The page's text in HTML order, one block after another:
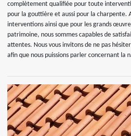
complètement qualifiée pour toute
pour la gouttière et aussi pour la charpente.
interventions ainsi que pour les grands
patrimoine, nous sommes capables de
attentes. Nous vous invitons de ne pas
afin que nous puissions parler concernant la